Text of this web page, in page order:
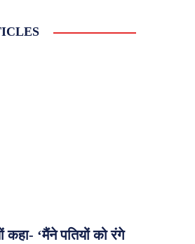
कहा- ‘मैंने पतियों को रंगे